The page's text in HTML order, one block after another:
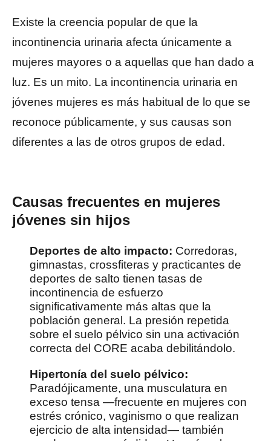
Existe la creencia popular de que la
incontinencia urinaria afecta únicamente a
mujeres mayores o a aquellas que han dado a
luz. Es un mito. La incontinencia urinaria en
jóvenes mujeres es más habitual de lo que se
reconoce públicamente, y sus causas son
diferentes a las de otros grupos de edad.
Causas frecuentes en mujeres
jóvenes sin hijos
Deportes de alto impacto: Corredoras,
gimnastas, crossfiteras y practicantes de
deportes de salto tienen tasas de
incontinencia de esfuerzo
significativamente más altas que la
población general. La presión repetida
sobre el suelo pélvico sin una activación
correcta del CORE acaba debilitándolo.
Hipertonía del suelo pélvico:
Paradójicamente, una musculatura en
exceso tensa —frecuente en mujeres con
estrés crónico, vaginismo o que realizan
ejercicio de alta intensidad— también